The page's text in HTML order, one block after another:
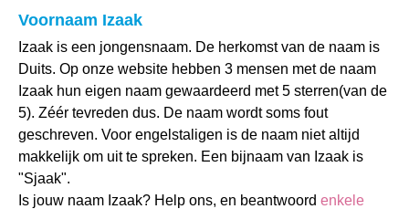
Voornaam Izaak
Izaak is een jongensnaam. De herkomst van de naam is
Duits. Op onze website hebben 3 mensen met de naam
Izaak hun eigen naam gewaardeerd met 5 sterren(van de
5). Zéér tevreden dus. De naam wordt soms fout
geschreven. Voor engelstaligen is de naam niet altijd
makkelijk om uit te spreken. Een bijnaam van Izaak is
"Sjaak".
Is jouw naam Izaak? Help ons, en beantwoord enkele